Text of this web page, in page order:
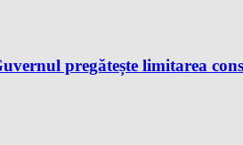
pregătește limitarea